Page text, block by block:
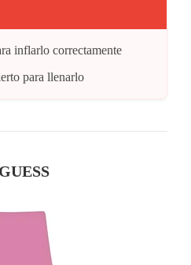
inflarlo correctamente
para llenarlo